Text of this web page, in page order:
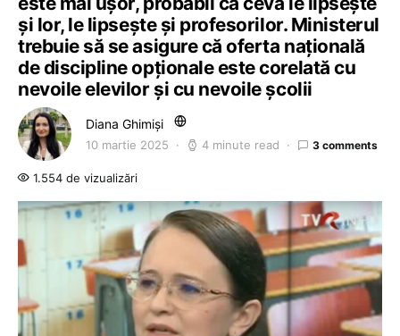
și lor, le lipsește și profesorilor. Ministerul
trebuie să se asigure că oferta națională
de discipline opționale este corelată cu
nevoile elevilor și cu nevoile școlii
Diana Ghimiși
10 martie 2025 4 minute read 3 comments
1.554 de vizualizări